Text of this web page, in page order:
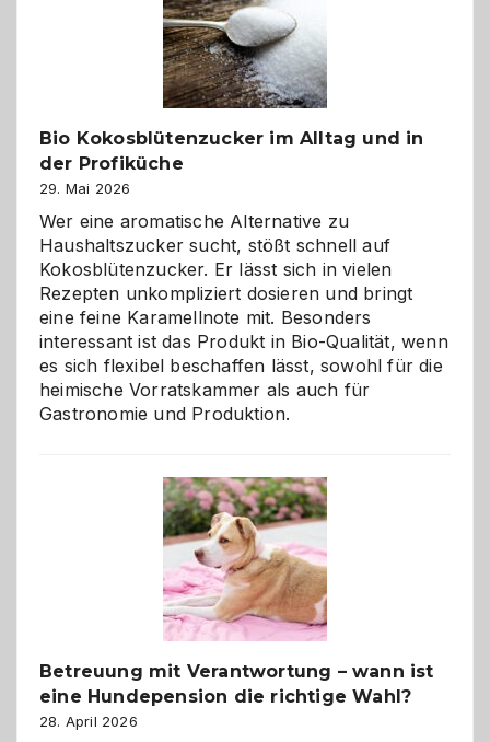
ist:
Brandschutz
für
Hunde
eigenen
Bio Kokosblütenzucker im Alltag und in
der Profiküche
29. Mai 2026
Wer eine aromatische Alternative zu
Haushaltszucker sucht, stößt schnell auf
Kokosblütenzucker. Er lässt sich in vielen
Rezepten unkompliziert dosieren und bringt
eine feine Karamellnote mit. Besonders
interessant ist das Produkt in Bio-Qualität, wenn
es sich flexibel beschaffen lässt, sowohl für die
heimische Vorratskammer als auch für
Gastronomie und Produktion.
Betreuung mit Verantwortung – wann ist
eine Hundepension die richtige Wahl?
28. April 2026